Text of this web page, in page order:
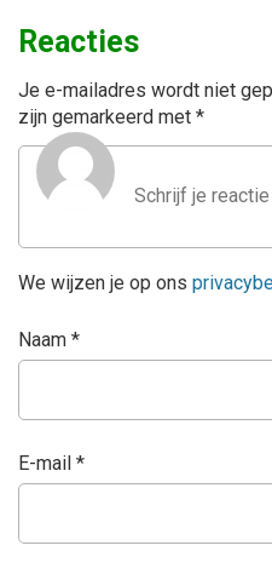
Reacties
Je e-mailadres wordt niet
zijn gemarkeerd met *
We wijzen je op ons
Naam *
E-mail *